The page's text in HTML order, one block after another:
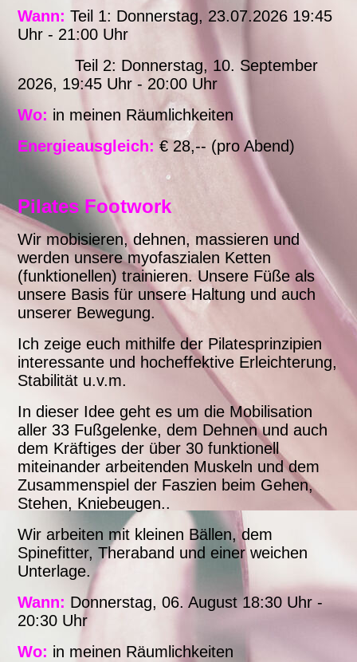
Wann: Teil 1: Donnerstag, 23.07.2026 19:45
Uhr - 21:00 Uhr
Teil 2: Donnerstag, 10. September
2026, 19:45 Uhr - 20:00 Uhr
Wo: in meinen Räumlichkeiten
Energieausgleich: € 28,-- (pro Abend)
Pilates Footwork
Wir mobisieren, dehnen, massieren und
werden unsere myofaszialen Ketten
(funktionellen) trainieren. Unsere Füße als
unsere Basis für unsere Haltung und auch
unserer Bewegung.
Ich zeige euch mithilfe der Pilatesprinzipien
interessante und hocheffektive Erleichterung,
Stabilität u.v.m.
In dieser Idee geht es um die Mobilisation
aller 33 Fußgelenke, dem Dehnen und auch
dem Kräftiges der über 30 funktionell
miteinander arbeitenden Muskeln und dem
Zusammenspiel der Faszien beim Gehen,
Stehen, Kniebeugen..
Wir arbeiten mit kleinen Bällen, dem
Spinefitter, Theraband und einer weichen
Unterlage.
Wann: Donnerstag, 06. August 18:30 Uhr -
20:30 Uhr
Wo: in meinen Räumlichkeiten